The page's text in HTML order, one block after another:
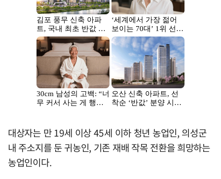
대상자는 만 19세 이상 45세 이하 청년 농업인, 의성군
내 주소지를 둔 귀농인, 기존 재배 작목 전환을 희망하는
농업인이다.